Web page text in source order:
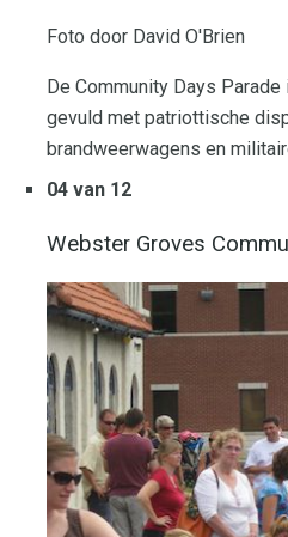
Foto door David O'Brien
De Community Days
gevuld met patriottische
brandweerwagens en
04 van 12
Webster Groves